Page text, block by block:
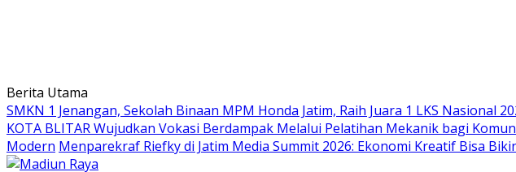
Berita Utama
SMKN 1 Jenangan, Sekolah Binaan MPM Honda Jatim, Raih Juara 1 LKS Nasional
KOTA BLITAR Wujudkan Vokasi Berdampak Melalui Pelatihan Mekanik bagi
Modern Menparekraf Riefky di Jatim Media Summit 2026: Ekonomi Kreatif Bisa